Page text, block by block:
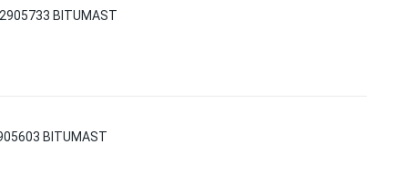
BITUMAST
BITUMAST